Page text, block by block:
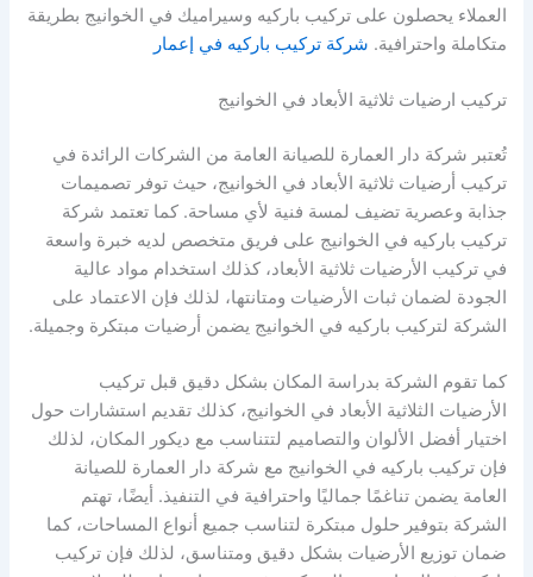
العملاء يحصلون على تركيب باركيه وسيراميك في الخوانيج بطريقة
متكاملة واحترافية. شركة تركيب باركيه في إعمار
تركيب ارضيات ثلاثية الأبعاد في الخوانيج
تُعتبر شركة دار العمارة للصيانة العامة من الشركات الرائدة في
تركيب أرضيات ثلاثية الأبعاد في الخوانيج، حيث توفر تصميمات
جذابة وعصرية تضيف لمسة فنية لأي مساحة. كما تعتمد شركة
تركيب باركيه في الخوانيج على فريق متخصص لديه خبرة واسعة
في تركيب الأرضيات ثلاثية الأبعاد، كذلك استخدام مواد عالية
الجودة لضمان ثبات الأرضيات ومتانتها، لذلك فإن الاعتماد على
الشركة لتركيب باركيه في الخوانيج يضمن أرضيات مبتكرة وجميلة.
كما تقوم الشركة بدراسة المكان بشكل دقيق قبل تركيب
الأرضيات الثلاثية الأبعاد في الخوانيج، كذلك تقديم استشارات حول
اختيار أفضل الألوان والتصاميم لتتناسب مع ديكور المكان، لذلك
فإن تركيب باركيه في الخوانيج مع شركة دار العمارة للصيانة
العامة يضمن تناغمًا جماليًا واحترافية في التنفيذ. أيضًا، تهتم
الشركة بتوفير حلول مبتكرة لتناسب جميع أنواع المساحات، كما
ضمان توزيع الأرضيات بشكل دقيق ومتناسق، لذلك فإن تركيب